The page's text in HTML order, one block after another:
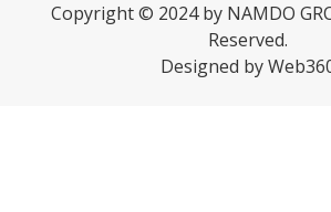
Copyright © 2024 by NAMDO
Reserved.
Designed by